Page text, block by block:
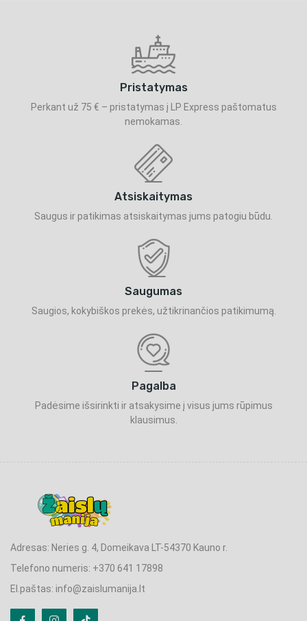
Pristatymas
Perkant už 75 € – pristatymas į LP Express paštomatus
nemokamas.
Atsiskaitymas
Saugus ir patikimas atsiskaitymas jums patogiu būdu.
Saugumas
Saugios, kokybiškos prekės, užtikrinančios patikimumą.
Pagalba
Padėsime išsirinkti ir atsakysime į visus jums rūpimus
klausimus.
Adresas: Neries g. 4, Domeikava LT-54370 Kauno r.
Telefono numeris: +370 641 17898
El.paštas: info@zaislumanija.lt